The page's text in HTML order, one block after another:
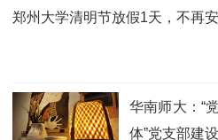
郑州大学清明节放假1天，不再
华南师大：“
体”党支部建设